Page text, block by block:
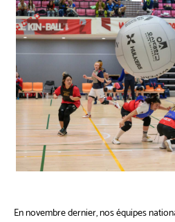
En novembre dernier, nos équipes